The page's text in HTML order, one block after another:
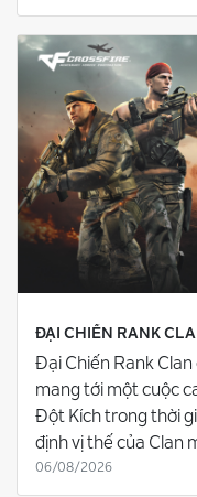
ĐẠI CHIẾN RANK
Đại Chiến Rank
mang tới một cuộc
Đột Kích trong thời
định vị thế của Clan
06/08/2026